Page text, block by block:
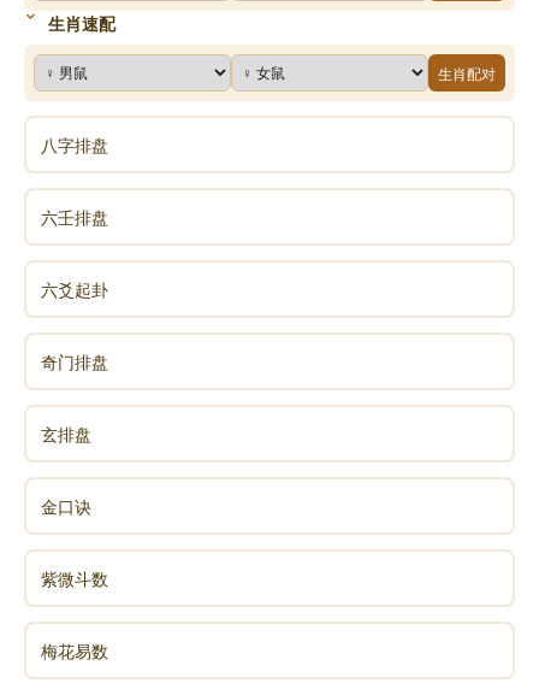
因缘多殊胜，我们没搞清楚，不容易接受，真正搞清楚
了，哪有不想往生的道理？哪里会有这种人？凡是没有
想到往生，把往生这个事情不看作最重要，是次要的，
都是对于理事还没有完全搞明白。搞明白，我相信他肯
放下，放下就成就了。
文章恭录—2012净土大经科注第四六八集02-040-
0468
临终方念佛来不及了
「又有人视临终十念为轻易，乃拟临终方事修念」。
这是一个误会，认为命终时，一念、十念就往生，平常
可以不要念佛了，到那个时候再念。理上讲得通，事上
你能做到吗？现在这个社会，老年得痴呆症的人很多，
一得痴呆症，什么人给他助念都不管用了，你说多可
怕。
临命终时真有这么大的福报吗？遇到有善友都在你身
边，不是简单事情。往生是大事因缘，天天都要修学，
都要准备，我们才有把握，才可靠。平时不干，要到临
终的时候再干，来不及了。决定不能有这种想法，这个
想法决定会耽误自己这一生往生的缘分。
生肖速配
生肖配对
八字排盘
六壬排盘
六爻起卦
奇门排盘
玄排盘
金口诀
紫微斗数
梅花易数